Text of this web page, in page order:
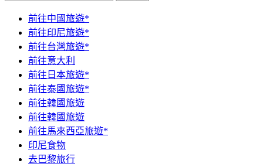
前往中國旅遊*
前往印尼旅遊*
前往台灣旅遊*
前往意大利
前往日本旅遊*
前往泰國旅遊*
前往韓國旅遊
前往韓國旅遊
前往馬來西亞旅遊*
印尼食物
去巴黎旅行